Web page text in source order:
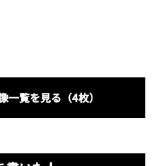
一覧を見る（4枚）